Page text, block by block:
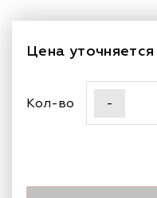
Цена уточняется
Кол-во -